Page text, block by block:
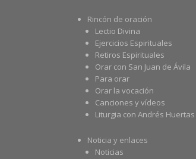
Rincón de oración
Lectio Divina
Ejercicios Espirituales
Retiros Espirituales
Orar con San Juan de Ávila
Para orar
Orar la vocación
Canciones y vídeos
Liturgia con Andrés Huertas
Noticia y enlaces
Noticias